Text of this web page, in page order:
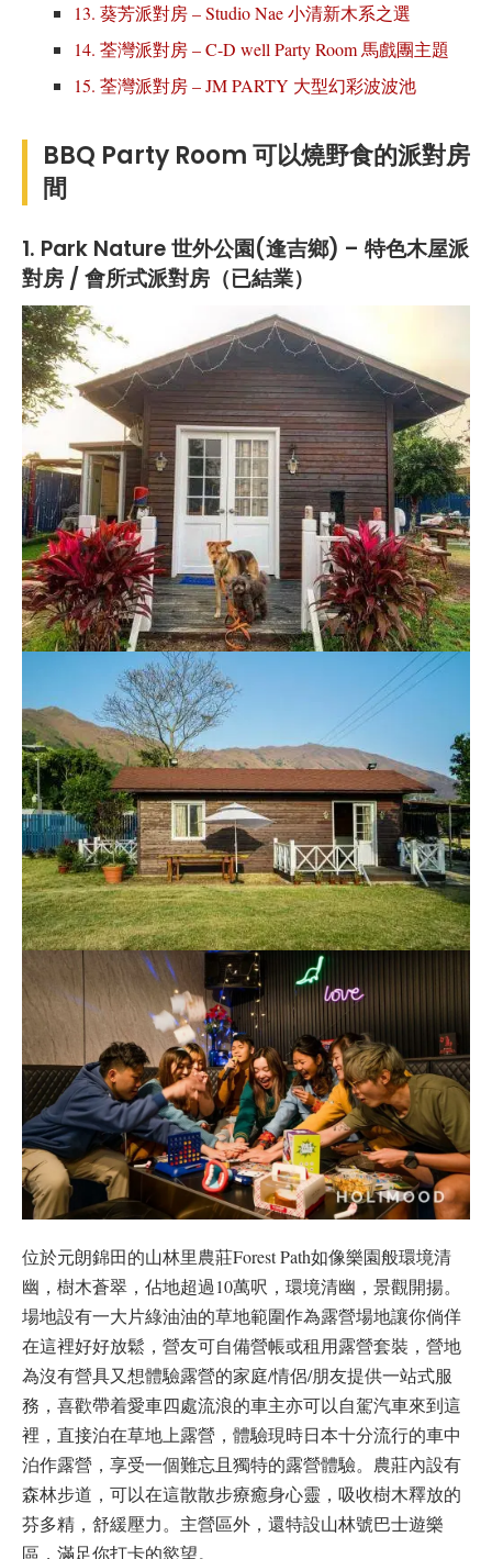
13. 葵芳派對房 – Studio Nae 小清新木系之選
14. 荃灣派對房 – C-D well Party Room 馬戲團主題
15. 荃灣派對房 – JM PARTY 大型幻彩波波池
BBQ Party Room 可以燒野食的派對房
間
1. Park Nature 世外公園(逢吉鄉) – 特色木屋派
對房 / 會所式派對房（已結業）
位於元朗錦田的山林里農莊Forest Path如像樂園般環境清
幽，樹木蒼翠，佔地超過10萬呎，環境清幽，景觀開揚。
場地設有一大片綠油油的草地範圍作為露營場地讓你倘佯
在這裡好好放鬆，營友可自備營帳或租用露營套裝，營地
為沒有營具又想體驗露營的家庭/情侶/朋友提供一站式服
務，喜歡帶着愛車四處流浪的車主亦可以自駕汽車來到這
裡，直接泊在草地上露營，體驗現時日本十分流行的車中
泊作露營，享受一個難忘且獨特的露營體驗。農莊內設有
森林步道，可以在這散散步療癒身心靈，吸收樹木釋放的
芬多精，舒緩壓力。主營區外，還特設山林號巴士遊樂
區，滿足你打卡的慾望。